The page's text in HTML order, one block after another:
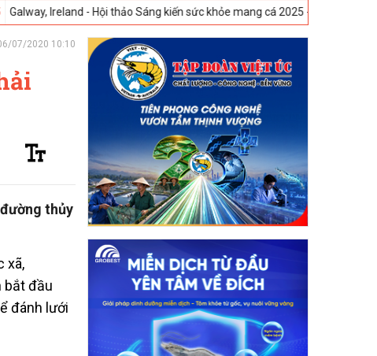
- Hội thảo Sáng kiến sức khỏe mang cá 2025 -23-04-2025
07/2020 10:10
thủy
xã,
bắt đầu
đánh lưới